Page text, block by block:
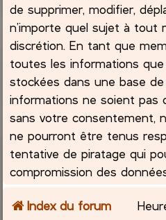
de supprimer, modifier,
n’importe quel sujet à tout
discrétion. En tant que
toutes les informations
stockées dans une base
informations ne soient pas
sans votre consentement,
ne pourront être tenus
tentative de piratage qui
compromission des
Index du forum